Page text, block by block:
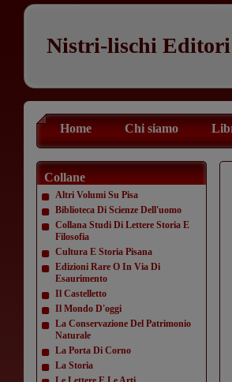
Nistri-lischi Editori
Home Chi siamo
Collane
Altri Volumi Su Pisa
Biblioteca Di Scienze Dell'uomo
Collana Studi Di Lettere Storia E
Filosofia
Cultura E Storia Pisana
Edizioni Rare O In Via Di
Esaurimento
Il Castelletto
Il Mondo D'oggi
La Conservazione Del Patrimonio
Naturale
La Porta Di Corno
La Storia